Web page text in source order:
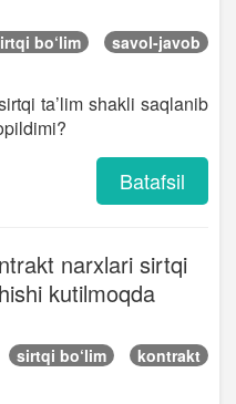
bo‘lim savol-javob
ta’lim shakli saqlanib
Batafsil
narxlari sirtqi
kutilmoqda
sirtqi bo‘lim kontrakt